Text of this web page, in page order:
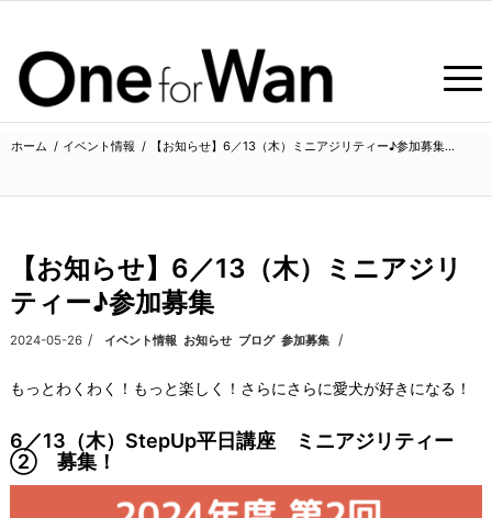
ホーム / イベント情報 / 【お知らせ】6／13（木）ミニアジリティー♪参加募集...
【お知らせ】6／13（木）ミニアジリ
ティー♪参加募集
2024-05-26 /
カテゴリ: イベント情報 お知らせ, ブログ, 参加募集 /
もっとわくわく！もっと楽しく！さらにさらに愛犬が好きになる！
6／13（木）StepUp平日講座 ミニアジリティー
② 募集！